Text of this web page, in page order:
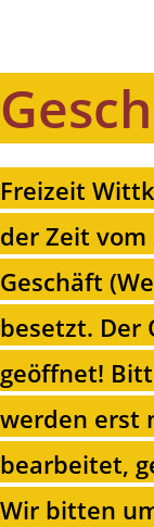
Freizeit
der Zeit vom
Geschäft
besetzt. Der
geöffnet!
werden erst
bearbeitet,
Wir bitten